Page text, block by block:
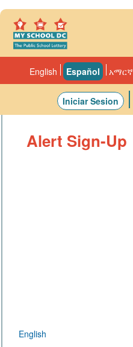
አማርኛ
Español
English
Iniciar Sesion
Alert Sign-Up
English